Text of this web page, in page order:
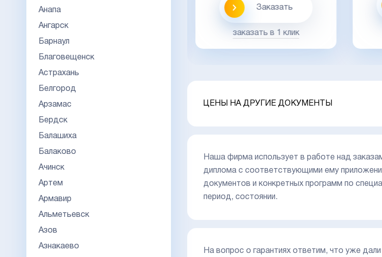
Анапа
Ангарск
Барнаул
Благовещенск
Астрахань
Белгород
Арзамас
Бердск
Балашиха
Балаково
Ачинск
Артем
Армавир
Альметьевск
Азов
Азнакаево
Заказать
заказать в 1 клик
ЦЕНЫ НА ДРУГИЕ ДОКУМЕНТЫ
Наша фирма использует в работе над
диплома с соответствующими ему
документов и конкретных программ по
период, состоянии.
На вопрос о гарантиях ответим, что уже